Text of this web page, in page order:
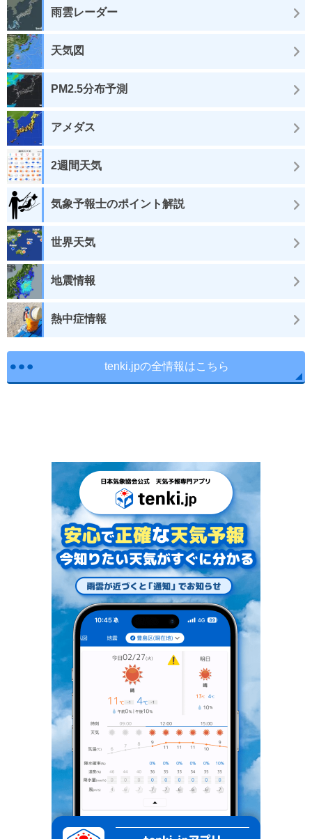
雨雲レーダー
天気図
PM2.5分布予測
アメダス
2週間天気
気象予報士のポイント解説
世界天気
地震情報
熱中症情報
tenki.jpの全情報はこちら